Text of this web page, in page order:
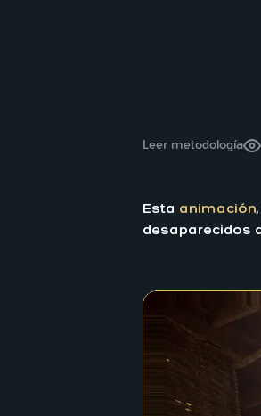
Leer metodología
Esta animación
desaparecidos